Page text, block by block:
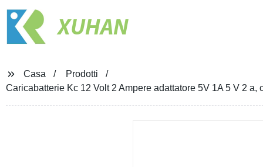
XUHAN
Casa
Prodotti
Caricabatterie Kc 12 Volt 2 Ampere adattatore 5V 1A 5 V 2